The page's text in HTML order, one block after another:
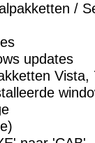
/
updates